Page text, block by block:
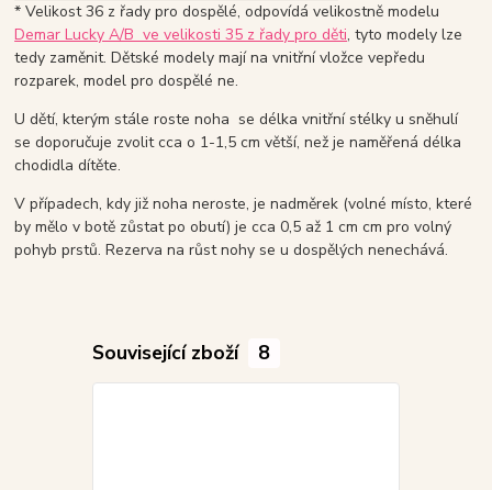
* Velikost 36 z řady pro dospělé, odpovídá velikostně modelu
Demar Lucky A/B ve velikosti 35 z řady pro děti, tyto modely lze
tedy zaměnit. Dětské modely mají na vnitřní vložce vepředu
rozparek, model pro dospělé ne.
U dětí, kterým stále roste noha se délka vnitřní stélky u sněhulí
se doporučuje zvolit cca o 1-1,5 cm větší, než je naměřená délka
chodidla dítěte.
V případech, kdy již noha neroste, je nadměrek (volné místo, které
by mělo v botě zůstat po obutí) je cca 0,5 až 1 cm cm pro volný
pohyb prstů. Rezerva na růst nohy se u dospělých nenechává.
Související zboží 8